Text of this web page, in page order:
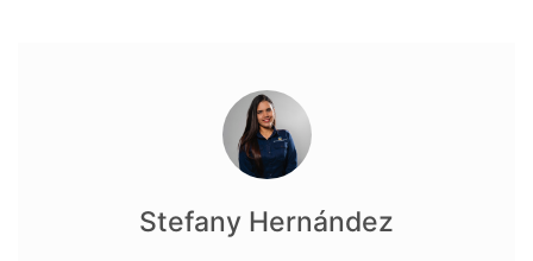
Stefany Hernández